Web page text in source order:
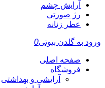
آرایش چشم
رژ صورتی
عطر زنانه
ورود به گلدن بیوتی0
صفحه اصلی
فروشگاه
آرایشی و بهداشتی